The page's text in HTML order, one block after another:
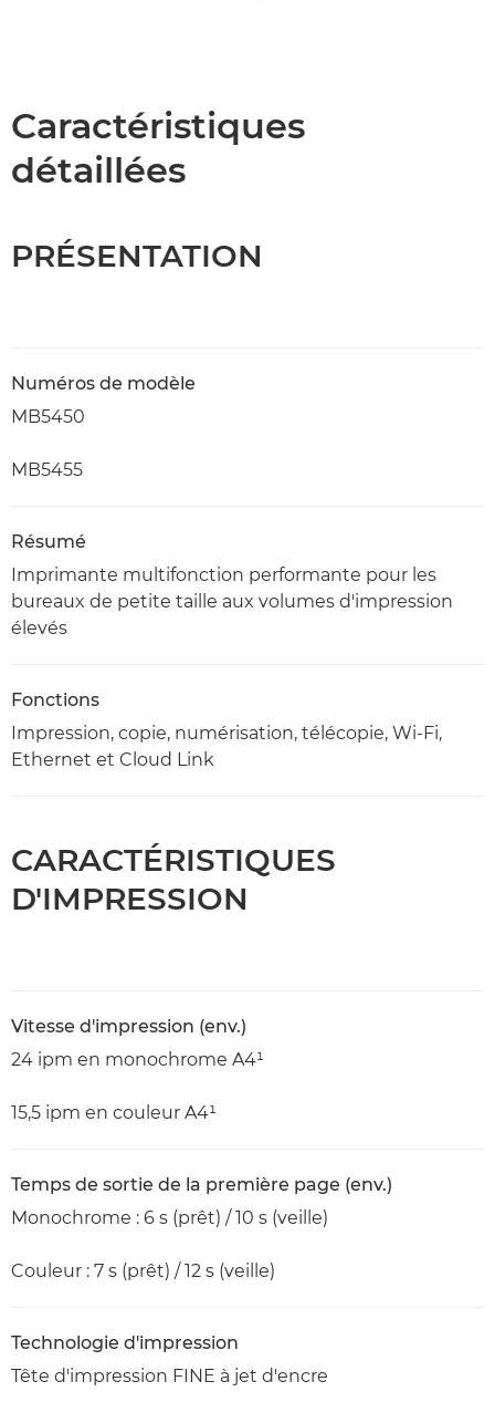
Caractéristiques
détaillées
PRÉSENTATION
Numéros de modèle
MB5450
MB5455
Résumé
Imprimante multifonction performante pour les
bureaux de petite taille aux volumes d'impression
élevés
Fonctions
Impression, copie, numérisation, télécopie, Wi-Fi,
Ethernet et Cloud Link
CARACTÉRISTIQUES
D'IMPRESSION
Vitesse d'impression (env.)
24 ipm en monochrome A4¹
15,5 ipm en couleur A4¹
Temps de sortie de la première page (env.)
Monochrome : 6 s (prêt) / 10 s (veille)
Couleur : 7 s (prêt) / 12 s (veille)
Technologie d'impression
Tête d'impression FINE à jet d'encre